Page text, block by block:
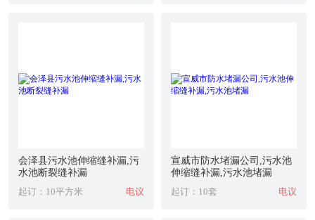
会泽县污水池伸缩缝补漏,污
水池断裂缝补漏
起订：10平方米 电议
宣威市防水堵漏公司,污水池
伸缩缝补漏,污水池堵漏
起订：10套 电议